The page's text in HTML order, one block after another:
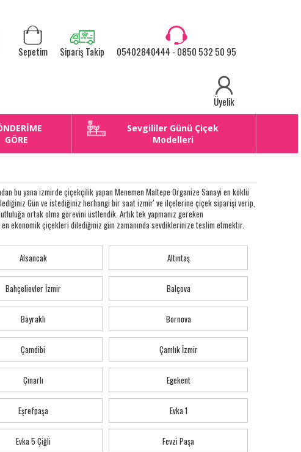
05402840444 - 0850 532 50 95
Sipariş Takip
Sepetim
Üyelik
GÖRE
Sevgililer Günü Çiçek
Modelleri
bu yana izmirde çiçekçilik yapan Menemen Maltepe Organize Sanayi en köklü
Gün ve istediğiniz herhangi bir saat izmir' ve ilçelerine çiçek siparişi verip,
ortak olma görevini üstlendik. Artık tek yapmanız gereken
ekonomik çiçekleri dilediğiniz gün zamanında sevdiklerinize teslim etmektir.
Alsancak Altıntaş
Bahçelievler İzmir Balçova
Bayraklı Bornova
Çamdibi Çamlık İzmir
Çınarlı Egekent
Eşrefpaşa Evka 1
Evka 5 Çiğli Fevzi Paşa